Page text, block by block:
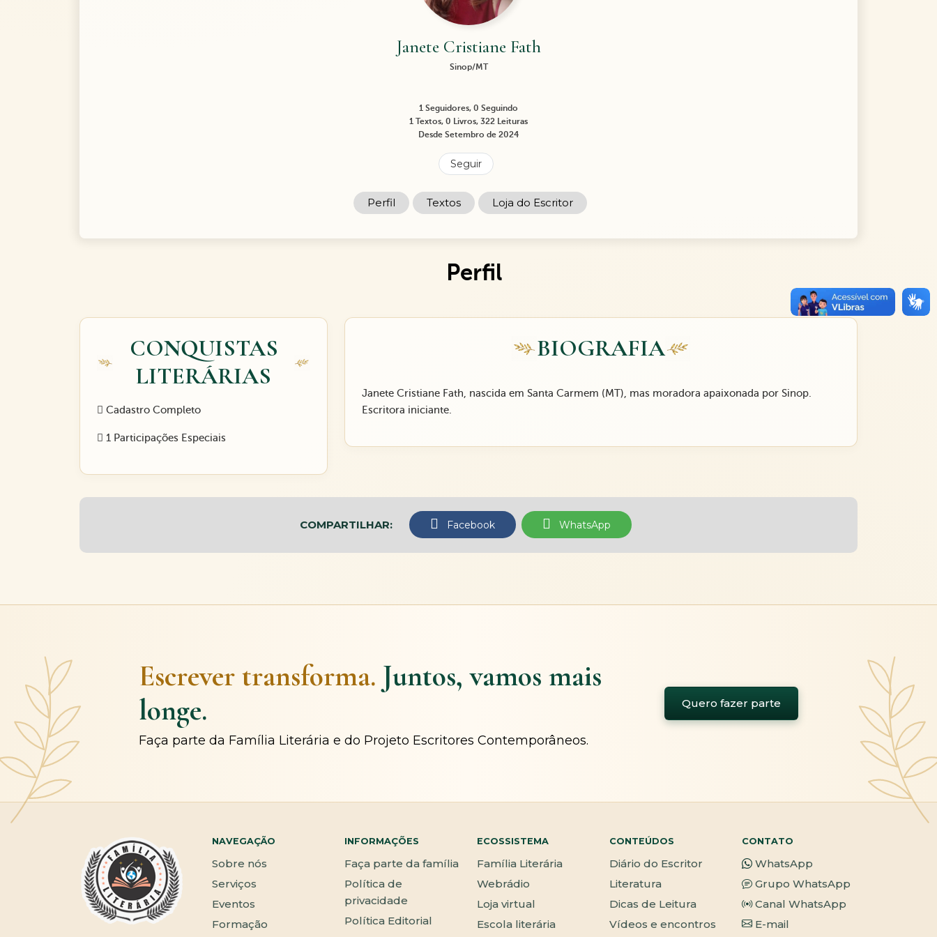
Janete Cristiane Fath
Sinop/MT
1 Seguidores, 0 Seguindo
1 Textos, 0 Livros, 322 Leituras
Desde Setembro de 2024
Seguir
Perfil Textos Loja do Escritor
Perfil
CONQUISTAS
LITERÁRIAS
Cadastro Completo
1 Participações Especiais
BIOGRAFIA
Janete Cristiane Fath, nascida em Santa Carmem (MT), mas moradora apaixonada por Sinop.
Escritora iniciante.
COMPARTILHAR: Facebook WhatsApp
Escrever transforma. Juntos, vamos mais
longe.
Faça parte da Família Literária e do Projeto Escritores Contemporâneos.
Quero fazer parte
NAVEGAÇÃO
Sobre nós
Serviços
Eventos
Formação
INFORMAÇÕES
Faça parte da família
Política de
privacidade
Política Editorial
ECOSSISTEMA
Família Literária
Webrádio
Loja virtual
Escola literária
CONTEÚDOS
Diário do Escritor
Literatura
Dicas de Leitura
Vídeos e encontros
CONTATO
WhatsApp
Grupo WhatsApp
Canal WhatsApp
E-mail